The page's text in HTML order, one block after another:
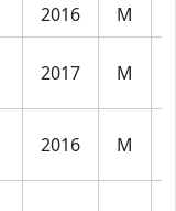
2016 M
2017 M
2016 M